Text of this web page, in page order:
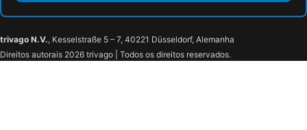
trivago N.V., Kesselstraße 5 – 7, 40221 Düsseldorf, Alemanha
Direitos autorais 2026 trivago | Todos os direitos reservados.